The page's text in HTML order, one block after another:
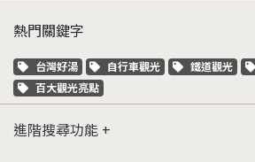
熱門關鍵字
關鍵字標籤
台灣好湯 關鍵字標籤
自行車觀光 關鍵字標籤
鐵道觀光
關鍵字標籤
百大觀光亮點
進階搜尋功能